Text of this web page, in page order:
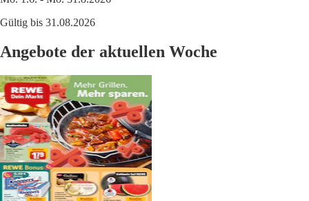
Gültig bis 31.08.2026
Angebote der aktuellen Woche